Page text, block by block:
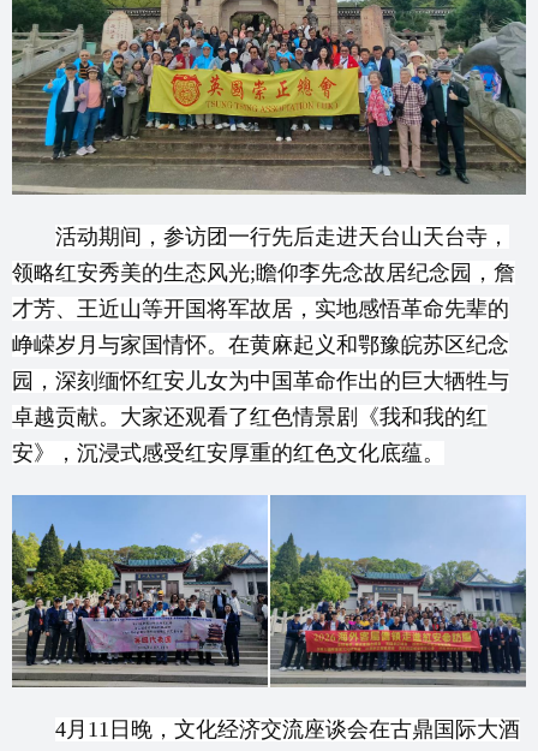
活动期间，参访团一行先后走进天台山天台寺，
领略红安秀美的生态风光;瞻仰李先念故居纪念园，詹
才芳、王近山等开国将军故居，实地感悟革命先辈的
峥嵘岁月与家国情怀。在黄麻起义和鄂豫皖苏区纪念
园，深刻缅怀红安儿女为中国革命作出的巨大牺牲与
卓越贡献。大家还观看了红色情景剧《我和我的红
安》，沉浸式感受红安厚重的红色文化底蕴。
4月11日晚，文化经济交流座谈会在古鼎国际大酒